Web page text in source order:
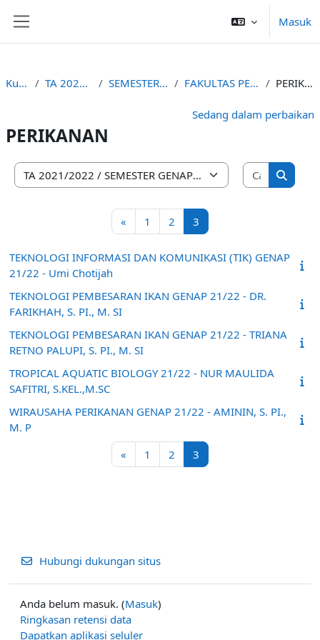
Masuk
Kursus TA 2021/2022 SEMESTER GENAP FAKULTAS PERTANIAN PERIKANAN
Sedang dalam perbaikan
PERIKANAN
Kategori kursus
Cari
Cari
« Laman sebelumnya
1 Halaman 1
2 Halaman 2
3
TEKNOLOGI INFORMASI DAN KOMUNIKASI (TIK) GENAP
21/22 - Umi Chotijah
TEKNOLOGI PEMBESARAN IKAN GENAP 21/22 - DR.
FARIKHAH, S. PI., M. SI
TEKNOLOGI PEMBESARAN IKAN GENAP 21/22 - TRIANA
RETNO PALUPI, S. PI., M. SI
TROPICAL AQUATIC BIOLOGY 21/22 - NUR MAULIDA
SAFITRI, S.KEL.,M.SC
WIRAUSAHA PERIKANAN GENAP 21/22 - AMININ, S. PI.,
M. P
« Laman sebelumnya
1 Halaman 1
2 Halaman 2
3
Hubungi dukungan situs
Anda belum masuk. (Masuk)
Ringkasan retensi data
Dapatkan aplikasi seluler